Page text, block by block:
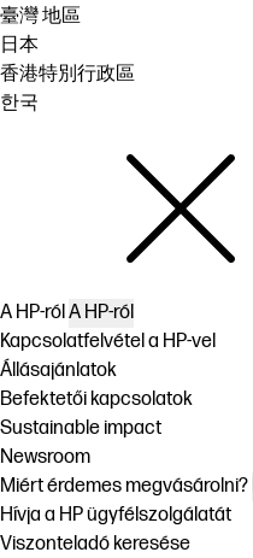
臺灣 地區
日本
香港特別行政區
한국
A HP-ról A HP-ról
Kapcsolatfelvétel a HP-vel
Állásajánlatok
Befektetői kapcsolatok
Sustainable impact
Newsroom
Miért érdemes megvásárolni?
Hívja a HP ügyfélszolgálatát
Viszonteladó keresése